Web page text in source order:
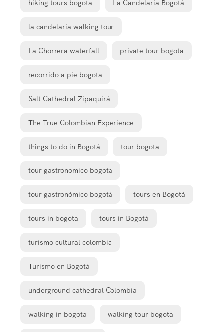
hiking tours bogota La Candelaria Bogotá
la candelaria walking tour
La Chorrera waterfall private tour bogota
recorrido a pie bogota
Salt Cathedral Zipaquirá
The True Colombian Experience
things to do in Bogotá tour bogota
tour gastronomico bogota
tour gastronómico bogotá tours en Bogotá
tours in bogota tours in Bogotá
turismo cultural colombia
Turismo en Bogotá
underground cathedral Colombia
walking in bogota walking tour bogota